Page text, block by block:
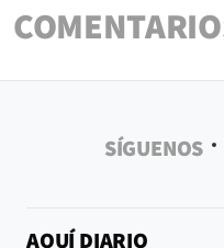
SÍGUENOS
AQUÍ DIARIO